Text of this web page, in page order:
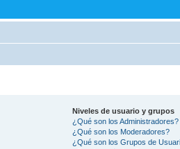
Niveles de usuario y grupos
¿Qué son los Administradores?
¿Qué son los Moderadores?
¿Qué son los Grupos de